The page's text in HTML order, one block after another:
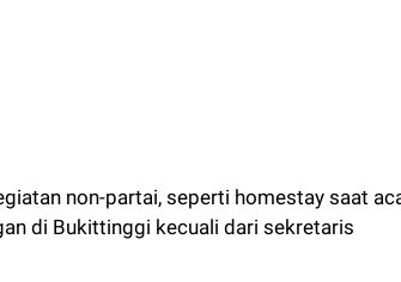
non-partai, seperti homestay saat
di Bukittinggi kecuali dari sekretaris